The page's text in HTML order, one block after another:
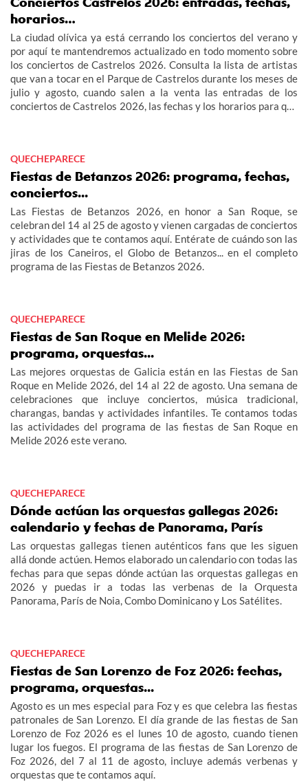
horarios…
La ciudad olívica ya está cerrando los conciertos del verano y
por aquí te mantendremos actualizado en todo momento sobre
los conciertos de Castrelos 2026. Consulta la lista de artistas
que van a tocar en el Parque de Castrelos durante los meses de
julio y agosto, cuando salen a la venta las entradas de los
conciertos de Castrelos 2026, las fechas y los horarios para que
QUECHEPARECE
Fiestas de Betanzos 2026: programa, fechas,
conciertos...
Las Fiestas de Betanzos 2026, en honor a San Roque, se
celebran del 14 al 25 de agosto y vienen cargadas de conciertos
y actividades que te contamos aquí. Entérate de cuándo son las
jiras de los Caneiros, el Globo de Betanzos... en el completo
programa de las Fiestas de Betanzos 2026.
QUECHEPARECE
Fiestas de San Roque en Melide 2026:
programa, orquestas...
Las mejores orquestas de Galicia están en las Fiestas de San
Roque en Melide 2026, del 14 al 22 de agosto. Una semana de
celebraciones que incluye conciertos, música tradicional,
charangas, bandas y actividades infantiles. Te contamos todas
las actividades del programa de las fiestas de San Roque en
Melide 2026 este verano.
QUECHEPARECE
Dónde actúan las orquestas gallegas 2026:
calendario y fechas de Panorama, París
Las orquestas gallegas tienen auténticos fans que les siguen
allá donde actúen. Hemos elaborado un calendario con todas las
fechas para que sepas dónde actúan las orquestas gallegas en
2026 y puedas ir a todas las verbenas de la Orquesta
Panorama, París de Noia, Combo Dominicano y Los Satélites.
QUECHEPARECE
Fiestas de San Lorenzo de Foz 2026: fechas,
programa, orquestas...
Agosto es un mes especial para Foz y es que celebra las fiestas
patronales de San Lorenzo. El día grande de las fiestas de San
Lorenzo de Foz 2026 es el lunes 10 de agosto, cuando tienen
lugar los fuegos. El programa de las fiestas de San Lorenzo de
Foz 2026, del 7 al 11 de agosto, incluye además verbenas y
orquestas que te contamos aquí.